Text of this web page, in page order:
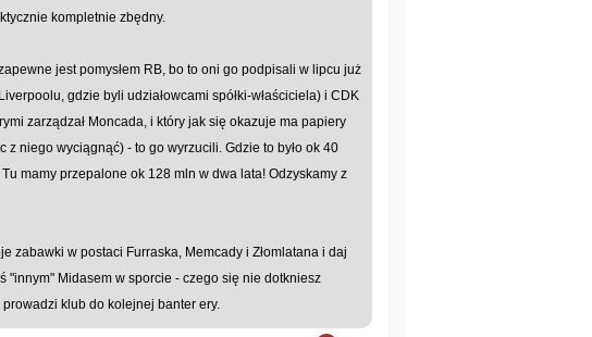
kompletnie zbędny.
jest pomysłem RB, bo to oni go podpisali w lipcu już
gdzie byli udziałowcami spółki-właściciela) i CDK
zarządzał Moncada, i który jak się okazuje ma papiery
z niego wyciągnąć) - to go wyrzucili. Gdzie to było ok 40
mamy przepalone ok 128 mln w dwa lata! Odzyskamy z
zabawki w postaci Furraska, Memcady i Złomlatana i daj
"innym" Midasem w sporcie - czego się nie dotkniesz
klub do kolejnej banter ery.